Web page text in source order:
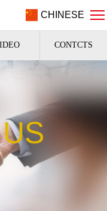
CHINESE
CONTCTS